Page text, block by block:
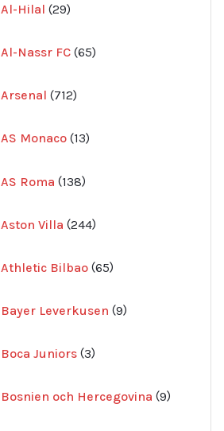
Al-Hilal 29
produkter
Al-Nassr FC 65
produkter
Arsenal 712
produkter
AS Monaco 13
produkter
AS Roma 138
produkter
Aston Villa 244
produkter
Athletic Bilbao 65
produkter
Bayer Leverkusen 9
produkter
Boca Juniors 3
produkter
Bosnien och Hercegovina 9
produkter